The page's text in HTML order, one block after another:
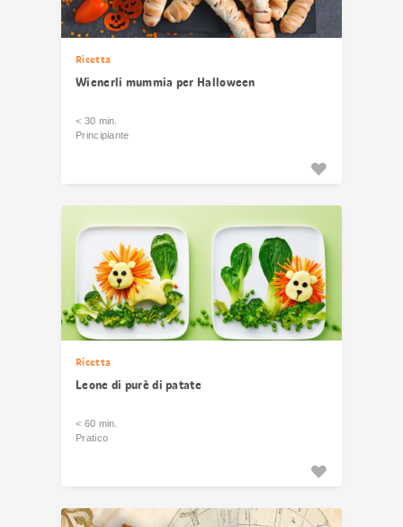
Ricetta
Wienerli mummia per Halloween
< 30 min.
Principiante
Ricetta
Leone di purè di patate
< 60 min.
Pratico